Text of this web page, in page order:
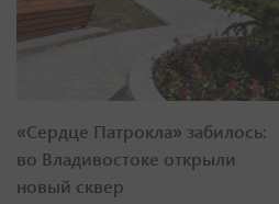
«Сердце Патрокла» забилось:
во Владивостоке открыли
новый сквер